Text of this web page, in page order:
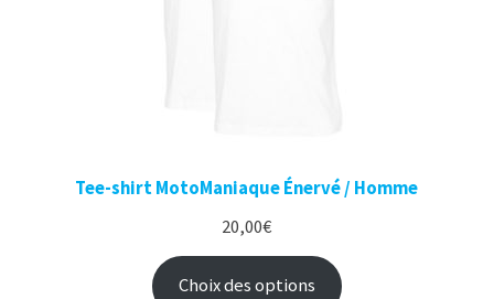
Tee-shirt MotoManiaque Énervé / Homme
20,00€
Choix des options